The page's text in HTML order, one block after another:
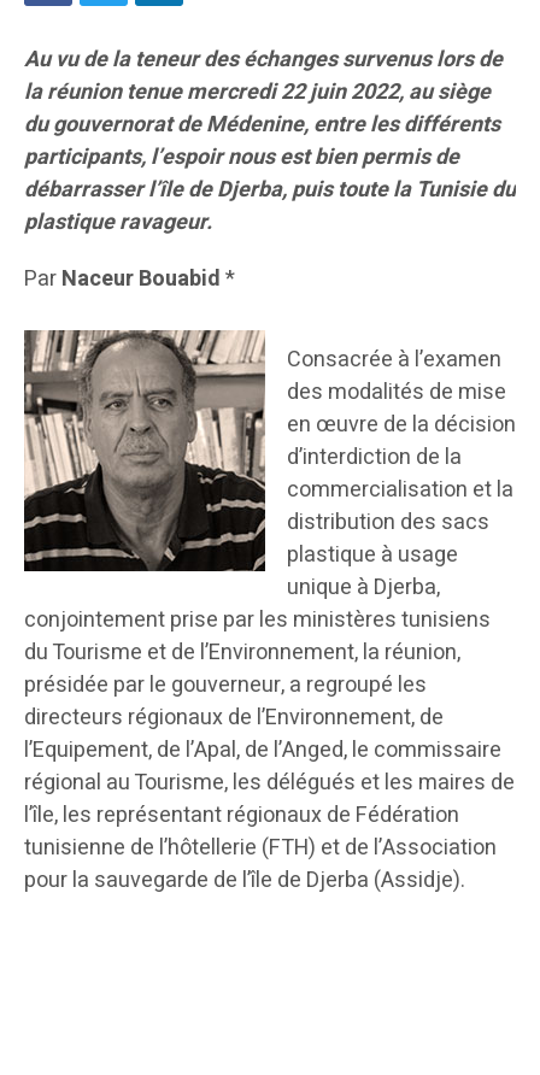
Au vu de la teneur des échanges survenus lors de
la réunion tenue mercredi 22 juin 2022, au siège
du gouvernorat de Médenine, entre les différents
participants, l’espoir nous est bien permis de
débarrasser l’île de Djerba, puis toute la Tunisie du
plastique ravageur.
ParNaceur Bouabid*
Consacrée à l’examen
des modalités de mise
en œuvre de la décision
d’interdiction de la
commercialisation et la
distribution des sacs
plastique à usage
unique à Djerba,
conjointement prise par les ministères tunisiens
du Tourisme et de l’Environnement, la réunion,
présidée par le gouverneur, a regroupé les
directeurs régionaux de l’Environnement, de
l’Equipement, de l’Apal, de l’Anged, le commissaire
régional au Tourisme, les délégués et les maires de
l’île, les représentant régionaux de Fédération
tunisienne de l’hôtellerie (FTH) et de l’Association
pour la sauvegarde de l’île de Djerba (Assidje).